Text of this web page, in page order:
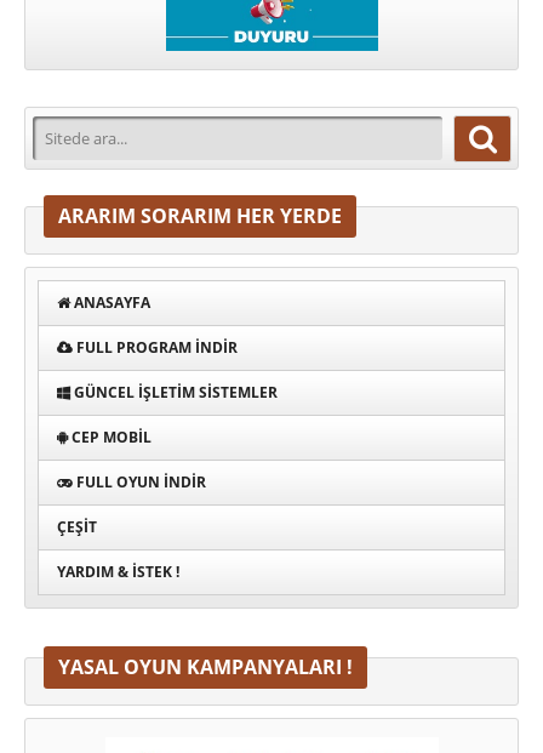
ARARIM SORARIM HER YERDE
ANASAYFA
FULL PROGRAM INDIR
GÜNCEL İŞLETIM SISTEMLER
CEP MOBIL
FULL OYUN İNDIR
ÇEŞIT
YARDIM & İSTEK !
YASAL OYUN KAMPANYALARI !